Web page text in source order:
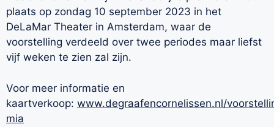
plaats op zondag 10 september 2023 in het
DeLaMar Theater in Amsterdam, waar de
voorstelling verdeeld over twee periodes maar liefst
vijf weken te zien zal zijn.
Voor meer informatie en
kaartverkoop: www.degraafencornelissen.nl/
mia